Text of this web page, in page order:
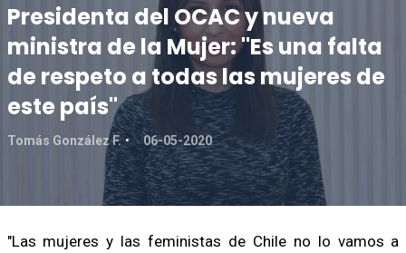
Presidenta del OCAC y nueva
ministra de la Mujer: "Es una falta
de respeto a todas las mujeres de
este país"
Tomás González F. 06-05-2020
"Las mujeres y las feministas de Chile no lo vamos a